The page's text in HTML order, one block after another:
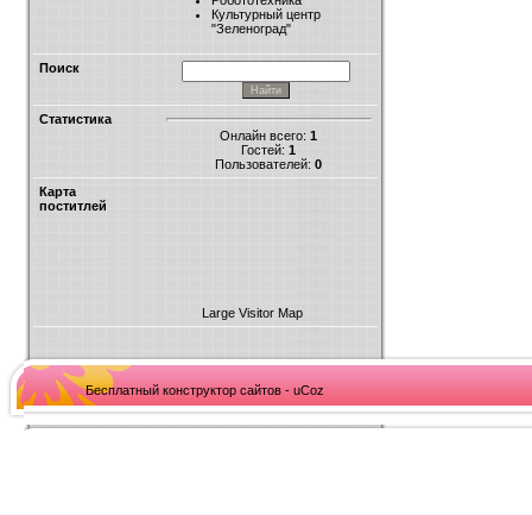
Культурный центр
"Зеленоград"
Поиск
Статистика
Онлайн всего: 1
Гостей: 1
Пользователей: 0
Карта
поститлей
Large Visitor Map
Бесплатный конструктор сайтов - uCoz